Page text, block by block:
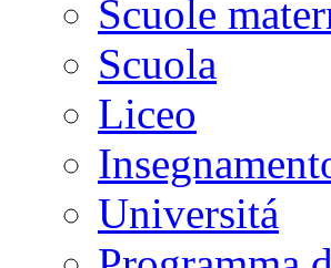
Scuole
Scuola
Liceo
Universitá